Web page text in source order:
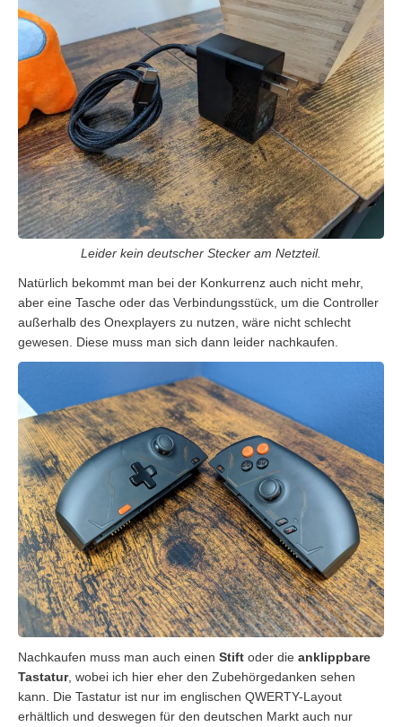
Leider kein deutscher Stecker am Netzteil.
Natürlich bekommt man bei der Konkurrenz auch nicht mehr,
aber eine Tasche oder das Verbindungsstück, um die Controller
außerhalb des Onexplayers zu nutzen, wäre nicht schlecht
gewesen. Diese muss man sich dann leider nachkaufen.
Nachkaufen muss man auch einen Stift oder die anklippbare
Tastatur, wobei ich hier eher den Zubehörgedanken sehen
kann. Die Tastatur ist nur im englischen QWERTY-Layout
erhältlich und deswegen für den deutschen Markt auch nur